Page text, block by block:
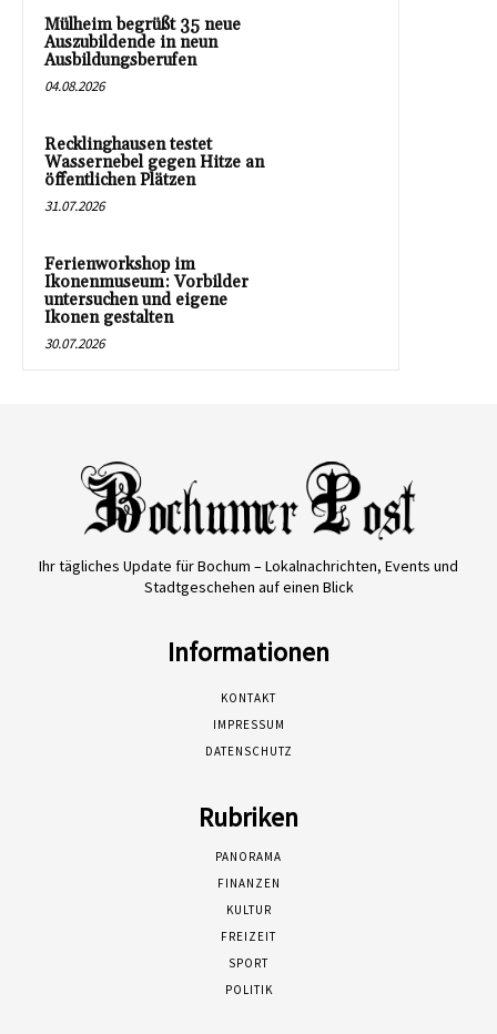
Mülheim begrüßt 35 neue
Auszubildende in neun
Ausbildungsberufen
04.08.2026
Recklinghausen testet
Wassernebel gegen Hitze an
öffentlichen Plätzen
31.07.2026
Ferienworkshop im
Ikonenmuseum: Vorbilder
untersuchen und eigene
Ikonen gestalten
30.07.2026
Ihr tägliches Update für Bochum – Lokalnachrichten, Events und
Stadtgeschehen auf einen Blick
Informationen
KONTAKT
IMPRESSUM
DATENSCHUTZ
Rubriken
PANORAMA
FINANZEN
KULTUR
FREIZEIT
SPORT
POLITIK